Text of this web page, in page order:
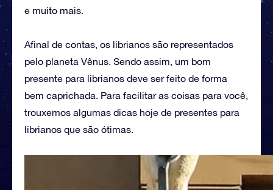
e muito mais.
Afinal de contas, os librianos são representados
pelo planeta Vênus. Sendo assim, um bom
presente para librianos deve ser feito de forma
bem caprichada. Para facilitar as coisas para você,
trouxemos algumas dicas hoje de presentes para
librianos que são ótimas.